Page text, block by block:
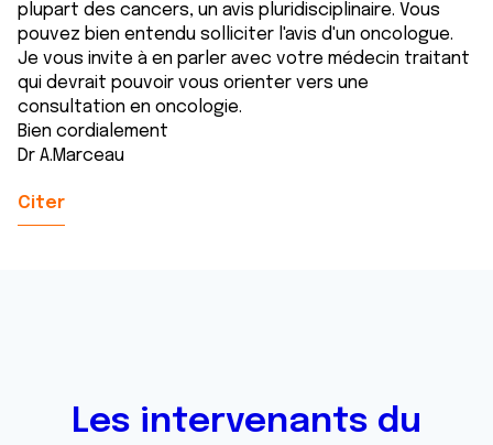
plupart des cancers, un avis pluridisciplinaire. Vous
pouvez bien entendu solliciter l'avis d'un oncologue.
Je vous invite à en parler avec votre médecin traitant
qui devrait pouvoir vous orienter vers une
consultation en oncologie.
Bien cordialement
Dr A.Marceau
Citer
Les intervenants du